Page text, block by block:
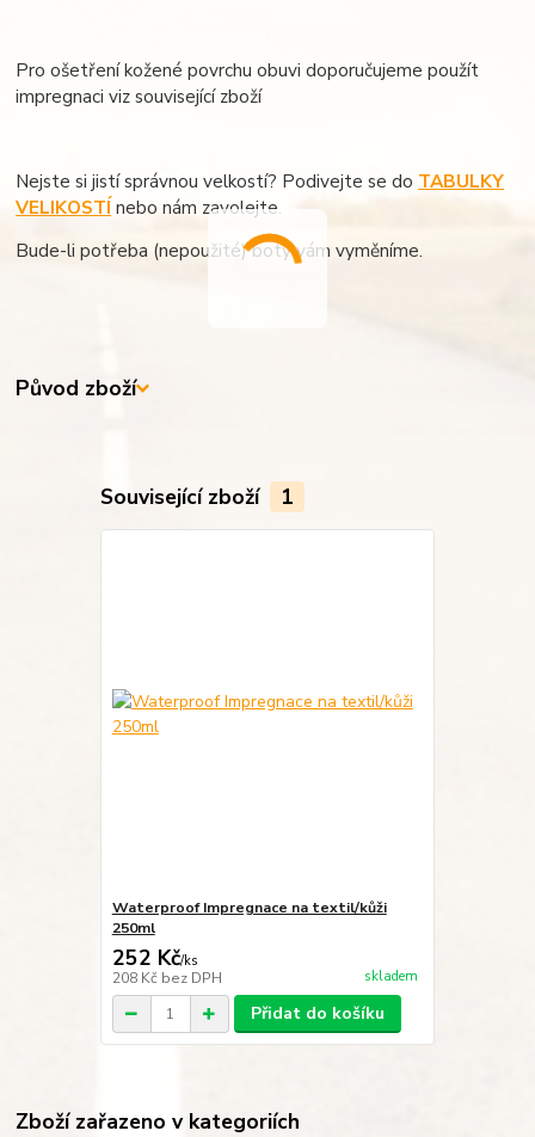
Pro ošetření kožené povrchu obuvi doporučujeme použít
impregnaci viz související zboží
Nejste si jistí správnou velkostí? Podivejte se do TABULKY
VELIKOSTÍ nebo nám zavolejte.
Bude-li potřeba (nepoužité) boty vám vyměníme.
Původ zboží
Související zboží 1
Waterproof Impregnace na textil/kůži
250ml
252 Kč/ks
208 Kč bez DPH skladem
Přidat do košíku
Zboží zařazeno v kategoriích